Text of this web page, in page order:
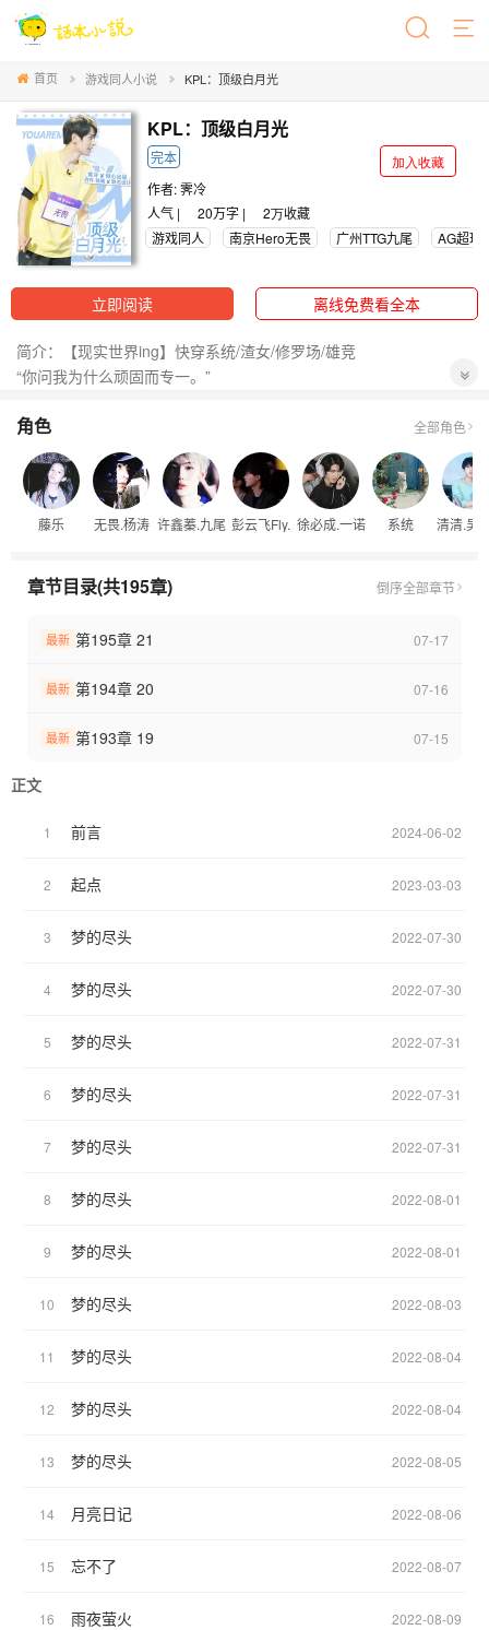
首页 游戏同人小说 KPL：顶级白月光
KPL：顶级白月光
完本
加入收藏
作者:霁冷
人气 |
20万字 | 2万收藏
游戏同人
南京Hero无畏 广州TTG九尾 AG超玩
立即阅读 离线免费看全本
简介：【现实世界ing】快穿系统/渣女/修罗场/雄竞
“你问我为什么顽固而专一。”
角色 全部角色
藤乐 无畏.杨涛 许鑫蓁.九尾 彭云飞Fly. 徐必成.一诺 系统 清清.吴
章节目录(共195章) 倒序全部章节
最新 第195章 21 07-17
最新 第194章 20 07-16
最新 第193章 19 07-15
正文
1 前言 2024-06-02
2 起点 2023-03-03
3 梦的尽头 2022-07-30
4 梦的尽头 2022-07-30
5 梦的尽头 2022-07-31
6 梦的尽头 2022-07-31
7 梦的尽头 2022-07-31
8 梦的尽头 2022-08-01
9 梦的尽头 2022-08-01
10 梦的尽头 2022-08-03
11 梦的尽头 2022-08-04
12 梦的尽头 2022-08-04
13 梦的尽头 2022-08-05
14 月亮日记 2022-08-06
15 忘不了 2022-08-07
16 雨夜萤火 2022-08-09